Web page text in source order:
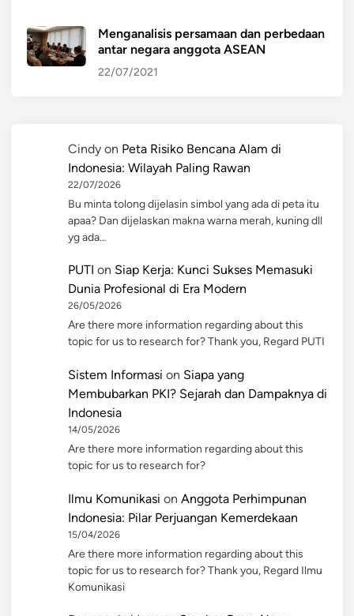
Menganalisis persamaan dan perbedaan
antar negara anggota ASEAN
22/07/2021
Cindy on Peta Risiko Bencana Alam di
Indonesia: Wilayah Paling Rawan
22/07/2026
Bu minta tolong dijelasin simbol yang ada di peta itu
apaa? Dan dijelaskan makna warna merah, kuning dll
yg ada…
PUTI on Siap Kerja: Kunci Sukses Memasuki
Dunia Profesional di Era Modern
26/05/2026
Are there more information regarding about this
topic for us to research for? Thank you, Regard PUTI
Sistem Informasi on Siapa yang
Membubarkan PKI? Sejarah dan Dampaknya di
Indonesia
14/05/2026
Are there more information regarding about this
topic for us to research for?
Ilmu Komunikasi on Anggota Perhimpunan
Indonesia: Pilar Perjuangan Kemerdekaan
15/04/2026
Are there more information regarding about this
topic for us to research for? Thank you, Regard Ilmu
Komunikasi